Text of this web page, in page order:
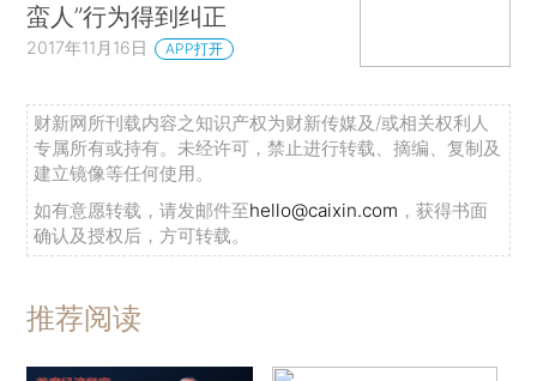
蛮人”行为得到纠正
2017年11月16日 APP打开
财新网所刊载内容之知识产权为财新传媒及/或相关权利人
专属所有或持有。未经许可，禁止进行转载、摘编、复制及
建立镜像等任何使用。
如有意愿转载，请发邮件至hello@caixin.com ，获得书面
确认及授权后，方可转载。
推荐阅读